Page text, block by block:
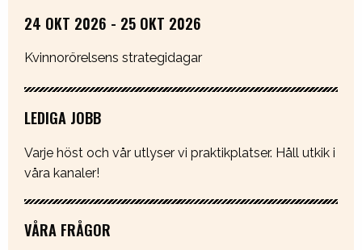
24 OKT 2026 - 25 OKT 2026
Kvinnorörelsens strategidagar
LEDIGA JOBB
Varje höst och vår utlyser vi praktikplatser. Håll utkik i
våra kanaler!
VÅRA FRÅGOR